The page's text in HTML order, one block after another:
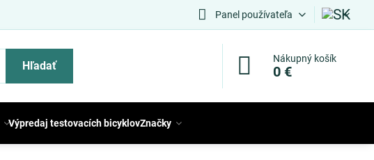
Panel používateľa
Hľadať
Nákupný košík
0 €
Výpredaj testovacích bicyklovZnačky